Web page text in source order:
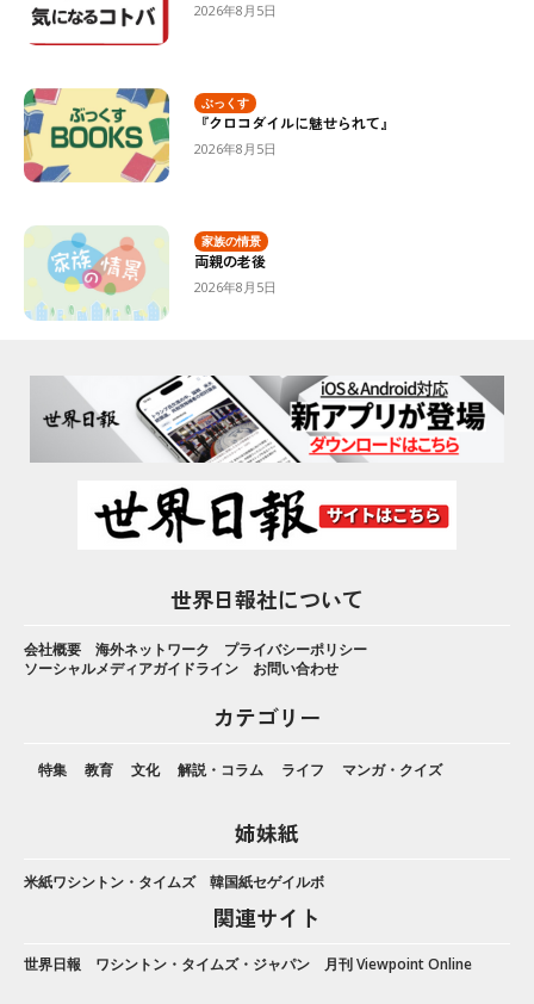
2026年8月5日
ぶっくす
『クロコダイルに魅せられて』
2026年8月5日
家族の情景
両親の老後
2026年8月5日
世界日報社について
会社概要 海外ネットワーク
プライバシーポリシー
ソーシャルメディアガイドライン
お問い合わせ
カテゴリー
特集 教育 文化 解説・コラム ライフ マンガ・クイズ
姉妹紙
米紙ワシントン・タイムズ 韓国紙セゲイルボ
関連サイト
世界日報 ワシントン・タイムズ・ジャパン 月刊 Viewpoint Online